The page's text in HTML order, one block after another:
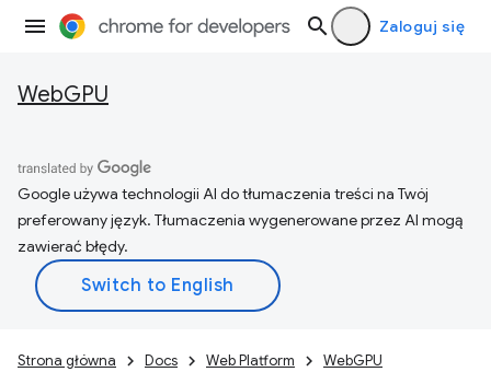
Zaloguj się
WebGPU
Google używa technologii AI do tłumaczenia treści na Twój
preferowany język. Tłumaczenia wygenerowane przez AI mogą
zawierać błędy.
Strona główna Docs Web Platform WebGPU